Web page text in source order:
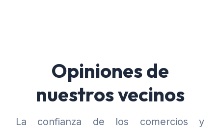
Opiniones de
nuestros vecinos
La confianza de los comercios y